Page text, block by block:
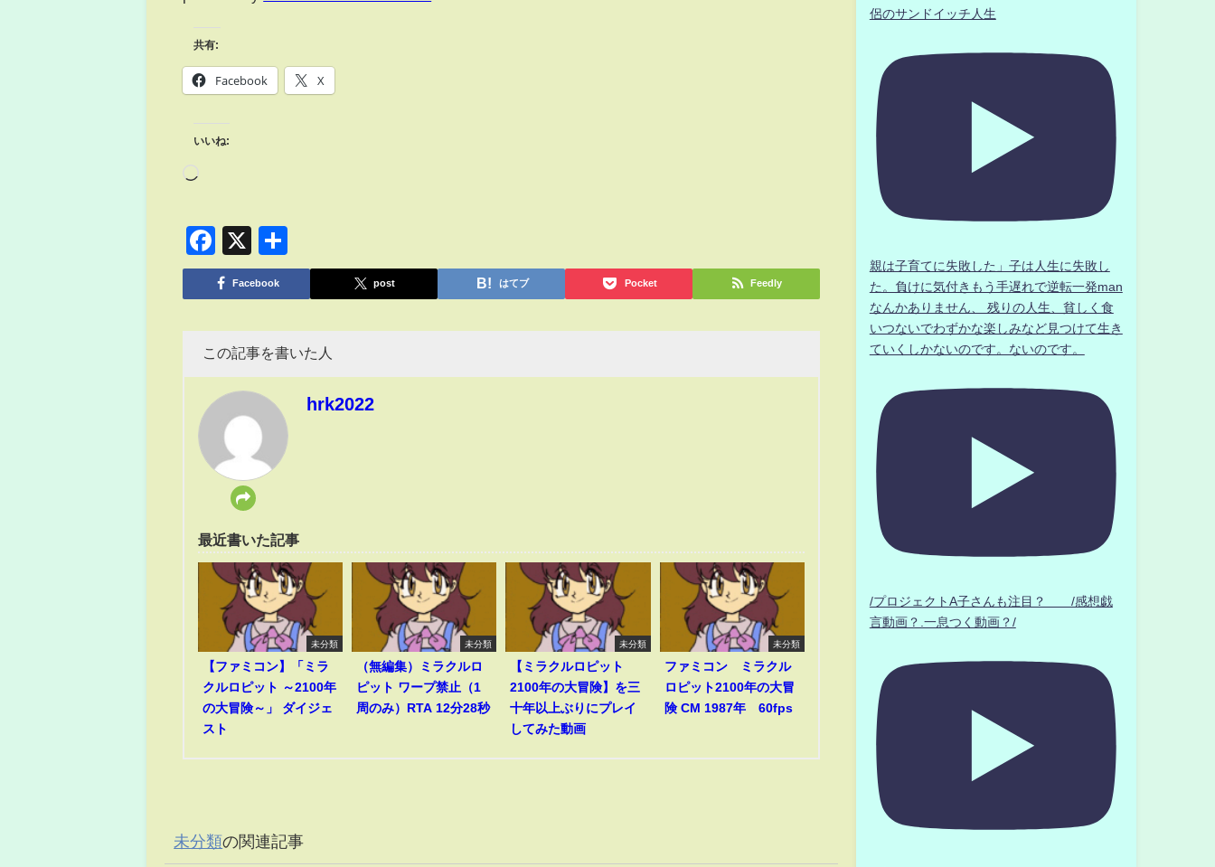
共有:
Facebook X
いいね:
Facebook
X
有
Facebook post はてブ Pocket Feedly
この記事を書いた人
hrk2022
最近書いた記事
未分類
【ファミコン】「ミラ
クルロピット ～2100年
の大冒険～」 ダイジェ
スト
未分類
（無編集）ミラクルロ
ピット ワープ禁止（1
周のみ）RTA 12分28秒
未分類
【ミラクルロピット
2100年の大冒険】を三
十年以上ぶりにプレイ
してみた動画
未分類
ファミコン ミラクル
ロピット2100年の大冒
険 CM 1987年 60fps
未分類の関連記事
侶のサンドイッチ人生
親は子育てに失敗した」子は人生に失敗し
た。負けに気付きもう手遅れで逆転一発man
なんかありません、 残りの人生、貧しく食
いつないでわずかな楽しみなど見つけて生き
ていくしかないのです。ないのです。
/プロジェクトA子さんも注目？ /感想戯
言動画？.一息つく動画？/